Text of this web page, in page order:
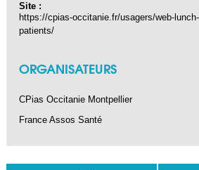
Site :
https://cpias-occitanie.fr/usagers/web-
patients/
ORGANISATEURS
CPias Occitanie Montpellier
France Assos Santé